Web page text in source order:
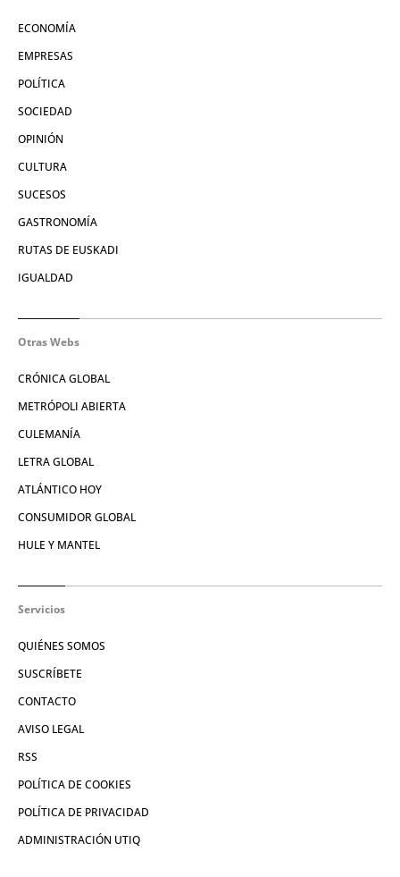
ECONOMÍA
EMPRESAS
POLÍTICA
SOCIEDAD
OPINIÓN
CULTURA
SUCESOS
GASTRONOMÍA
RUTAS DE EUSKADI
IGUALDAD
Otras Webs
CRÓNICA GLOBAL
METRÓPOLI ABIERTA
CULEMANÍA
LETRA GLOBAL
ATLÁNTICO HOY
CONSUMIDOR GLOBAL
HULE Y MANTEL
Servicios
QUIÉNES SOMOS
SUSCRÍBETE
CONTACTO
AVISO LEGAL
RSS
POLÍTICA DE COOKIES
POLÍTICA DE PRIVACIDAD
ADMINISTRACIÓN UTIQ